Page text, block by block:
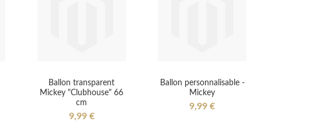
Ballon transparent
Mickey "Clubhouse" 66
cm
9,99 €
Ballon personnalisable -
Mickey
9,99 €